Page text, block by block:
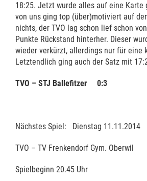
18:25. Jetzt wurde alles auf eine Karte
von uns ging top (über)motiviert auf
nichts, der TVO lag schon lief schon
Punkte Rückstand hinterher. Dieser
wieder verkürzt, allerdings nur für eine
Letztendlich ging auch der Satz mit
TVO – STJ Ballefitzer 0:3
Nächstes Spiel: Dienstag 11.11.2014
TVO – TV Frenkendorf Gym. Oberwil
Spielbeginn 20.45 Uhr